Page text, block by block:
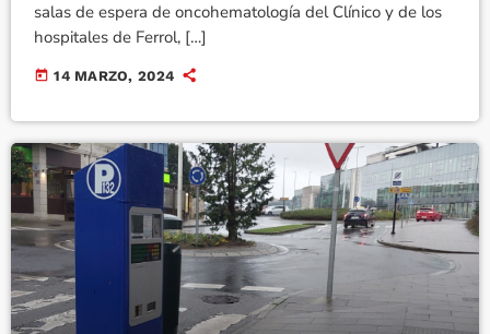
salas de espera de oncohematología del Clínico y de los
hospitales de Ferrol, […]
today 14 MARZO, 2024